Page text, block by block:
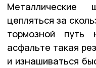
цепляться за
тормозной
асфальте такая
и изнашиваться